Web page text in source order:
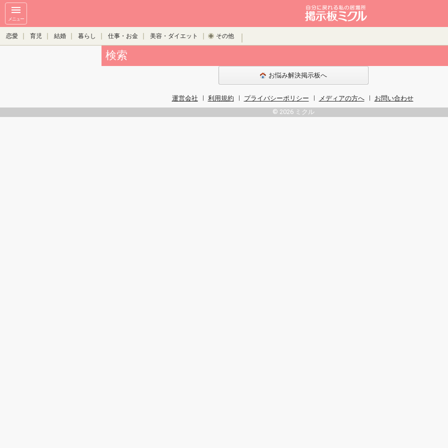
メニュー
恋愛 育児 結婚 暮らし 仕事・お金 美容・ダイエット その他
検索
お悩み解決掲示板へ
運営会社 利用規約 プライバシーポリシー メディアの方へ
お問い合わせ
© 2026 ミクル